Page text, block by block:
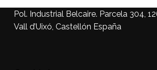
Pol. Industrial Belcaire. Parcela 304,
Vall d’Uixó, Castellón España